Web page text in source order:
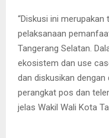
“Diskusi ini
pelaksanaan
Tangerang Selatan.
ekosistem dan use
dan diskusikan
perangkat pos dan
jelas Wakil Wali Kota